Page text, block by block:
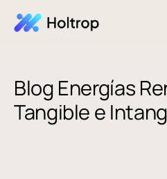
Blog Energías
Tangible e